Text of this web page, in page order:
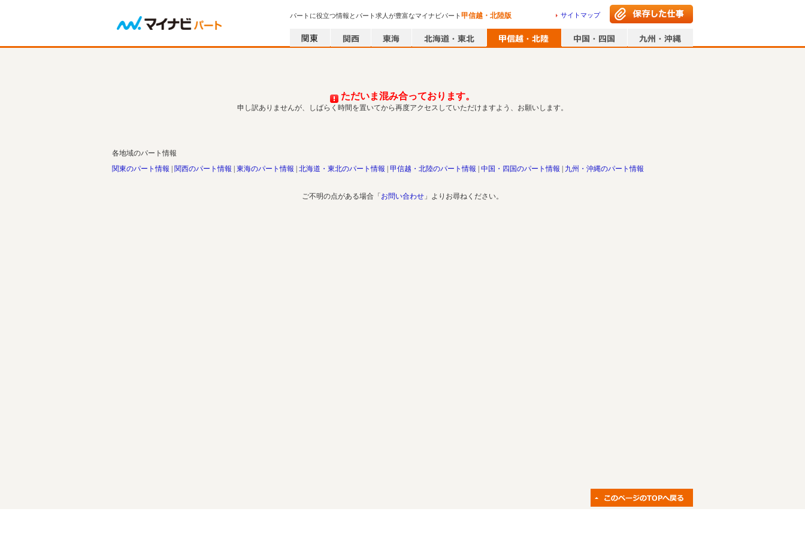
パートに役立つ情報とパート求人が豊富なマイナビパート甲信越・北陸版 サイトマップ
ただいま混み合っております。
申し訳ありませんが、しばらく時間を置いてから再度アクセスしていただけますよう、お願いします。
各地域のパート情報
関東のパート情報
関西のパート情報 東海のパート情報 北海道・東北のパート情報 甲信越・北陸のパート情報 中国・四国のパート情報 九州・沖縄のパート情報
ご不明の点がある場合「 お問い合わせ 」よりお尋ねください。